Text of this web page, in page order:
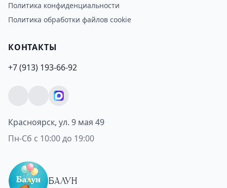
Политика конфиденциальности
Политика обработки файлов cookie
КОНТАКТЫ
+7 (913) 193-66-92
Красноярск, ул. 9 мая 49
Пн-Сб с 10:00 до 19:00
БАЛУН